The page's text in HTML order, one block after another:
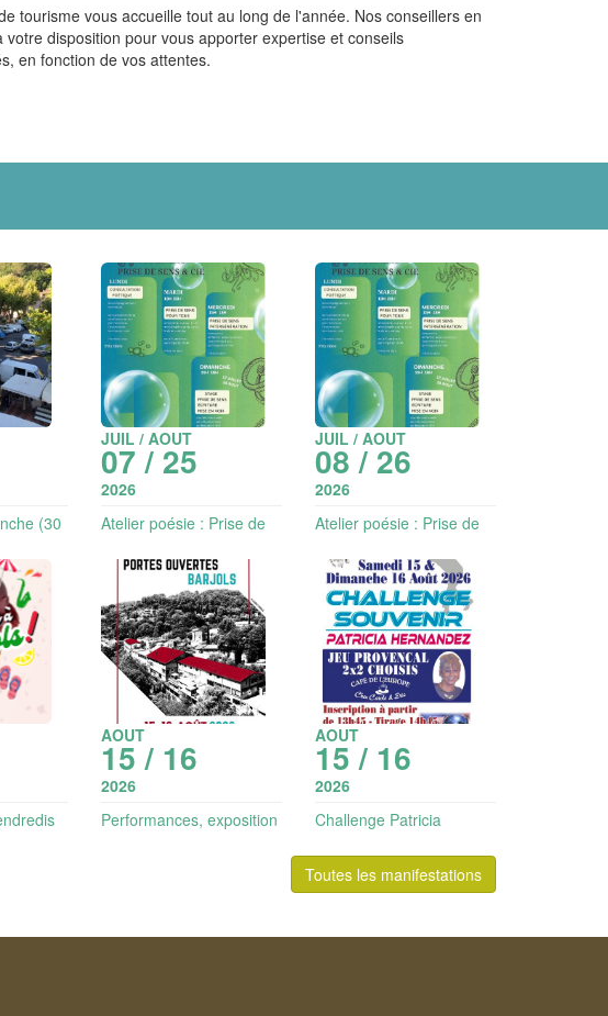
tourisme vous accueille tout au long de l'année. Nos conseillers en
votre disposition pour vous apporter expertise et conseils
en fonction de vos attentes.
(30
JUIL / AOUT
07 / 25
2026
Atelier poésie : Prise de
JUIL / AOUT
08 / 26
2026
Atelier poésie : Prise de
8 ans)
AOUT
15 / 16
2026
Performances, exposition
AOUT
15 / 16
2026
Challenge Patricia
provençal 2x2 choisis
Toutes les manifestations